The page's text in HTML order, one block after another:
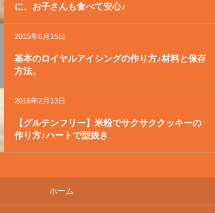
に、お子さんも食べて安心♪
2015年6月15日
基本のロイヤルアイシングの作り方♪材料と保存
方法。
2016年2月13日
【グルテンフリー】米粉でサクサククッキーの
作り方♪ハートで型抜き
ホーム